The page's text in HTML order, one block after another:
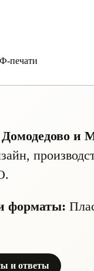
печати
и
форматы:
и ответы